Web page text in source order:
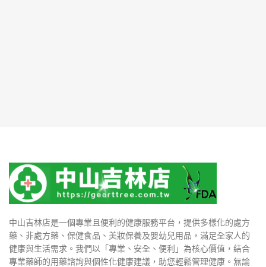
中山吉林店是一個專業且便利的健康服務平台，提供多樣化的處方
藥、非處方藥、保健食品、美妝保養及嬰幼兒用品，滿足全家人的
健康與生活需求。我們以「專業、安全、便利」為核心價值，結合
專業藥師的用藥諮詢與個性化健康建議，助您輕鬆管理健康。無論